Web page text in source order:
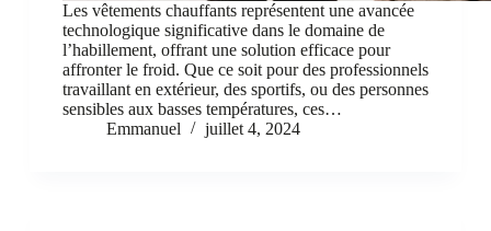
Les vêtements chauffants représentent une avancée
technologique significative dans le domaine de
l’habillement, offrant une solution efficace pour
affronter le froid. Que ce soit pour des professionnels
travaillant en extérieur, des sportifs, ou des personnes
sensibles aux basses températures, ces…
Emmanuel
juillet 4, 2024